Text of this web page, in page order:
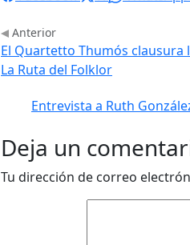
Anterior
El Quartetto Thumós clausura
La Ruta del Folklor
Entrevista a Ruth
Deja un
Tu dirección de correo